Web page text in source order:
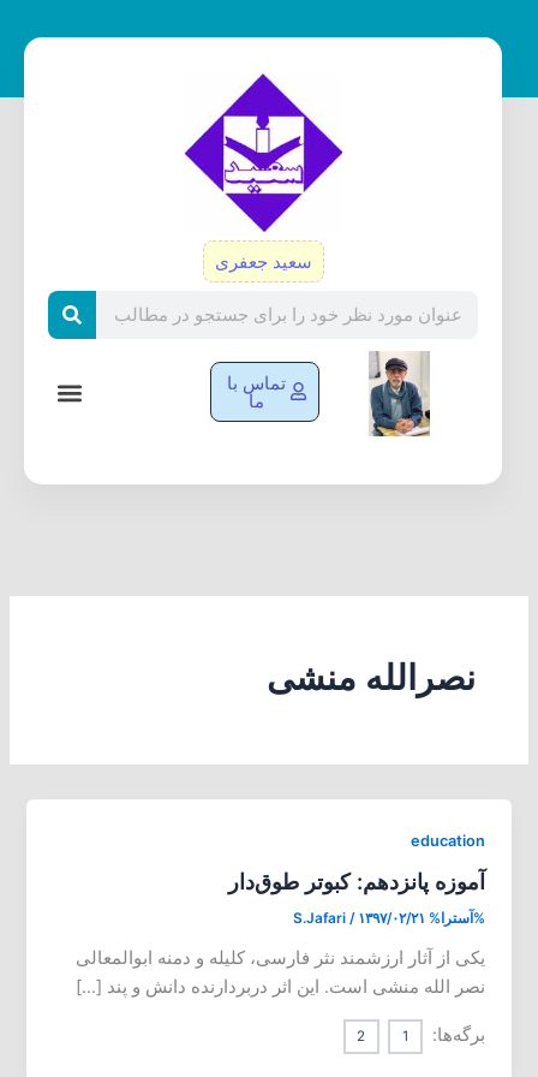
سعید جعفری
تماس با
ما
نصرالله منشی
education
آموزه پانزدهم: کبوتر طوق‌دار
%آسترا% S.Jafari / ۱۳۹۷/۰۲/۲۱
یکی از آثار ارزشمند نثر فارسی، کلیله و دمنه ابوالمعالی
نصر الله منشی است. این اثر دربردارنده دانش و پند […]
برگه‌ها: 1
2